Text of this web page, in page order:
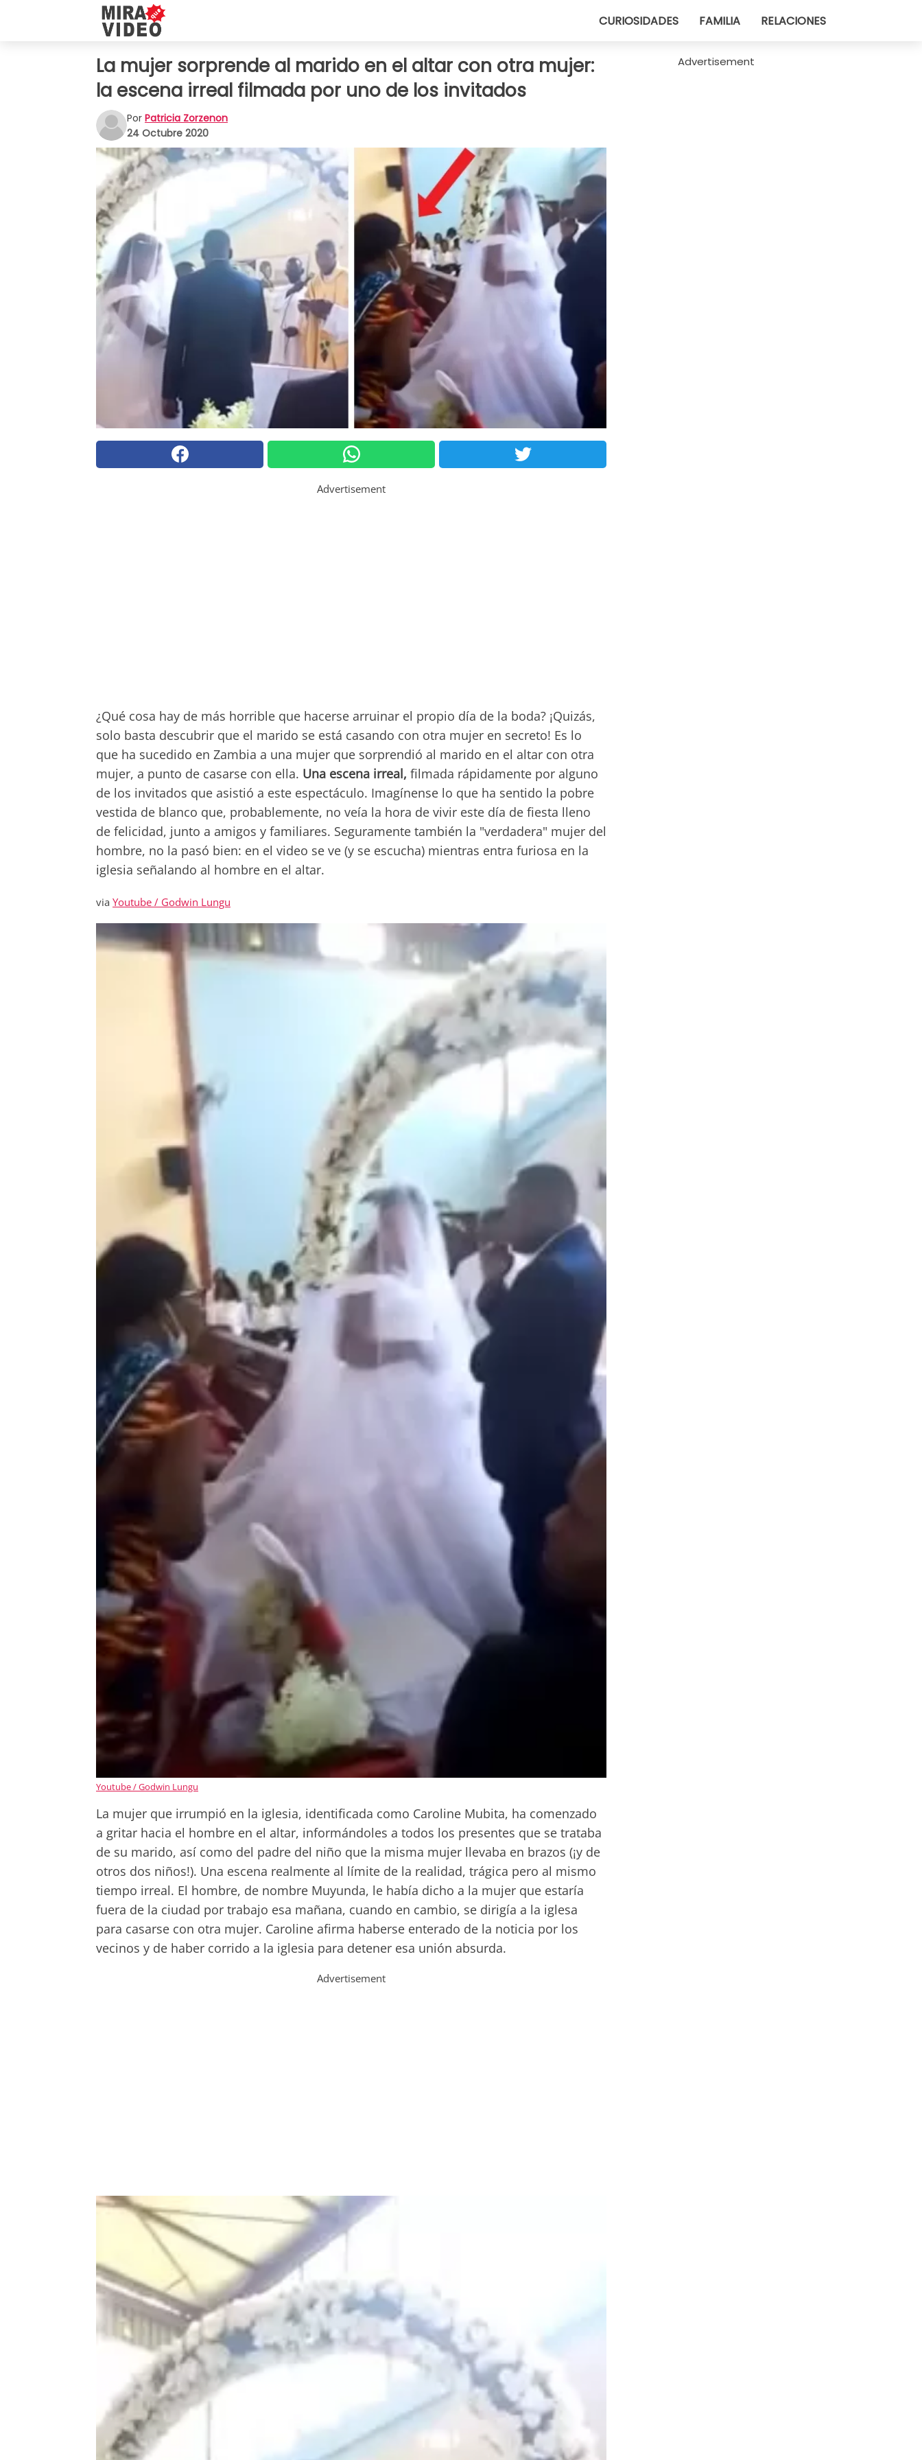
CURIOSIDADES FAMILIA RELACIONES
La mujer sorprende al marido en el altar con otra mujer:
la escena irreal filmada por uno de los invitados
Por Patricia Zorzenon
24 Octubre 2020
Advertisement
¿Qué cosa hay de más horrible que hacerse arruinar el propio día de la boda? ¡Quizás,
solo basta descubrir que el marido se está casando con otra mujer en secreto! Es lo
que ha sucedido en Zambia a una mujer que sorprendió al marido en el altar con otra
mujer, a punto de casarse con ella. Una escena irreal, filmada rápidamente por alguno
de los invitados que asistió a este espectáculo. Imagínense lo que ha sentido la pobre
vestida de blanco que, probablemente, no veía la hora de vivir este día de fiesta lleno
de felicidad, junto a amigos y familiares. Seguramente también la "verdadera" mujer del
hombre, no la pasó bien: en el video se ve (y se escucha) mientras entra furiosa en la
iglesia señalando al hombre en el altar.
via Youtube / Godwin Lungu
Youtube / Godwin Lungu
La mujer que irrumpió en la iglesia, identificada como Caroline Mubita, ha comenzado
a gritar hacia el hombre en el altar, informándoles a todos los presentes que se trataba
de su marido, así como del padre del niño que la misma mujer llevaba en brazos (¡y de
otros dos niños!). Una escena realmente al límite de la realidad, trágica pero al mismo
tiempo irreal. El hombre, de nombre Muyunda, le había dicho a la mujer que estaría
fuera de la ciudad por trabajo esa mañana, cuando en cambio, se dirigía a la iglesa
para casarse con otra mujer. Caroline afirma haberse enterado de la noticia por los
vecinos y de haber corrido a la iglesia para detener esa unión absurda.
Advertisement
Advertisement